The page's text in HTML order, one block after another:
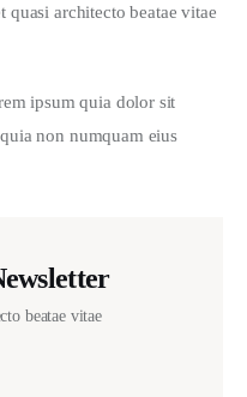
architecto beatae vitae
ipsum quia dolor sit
non numquam eius
beatae vitae